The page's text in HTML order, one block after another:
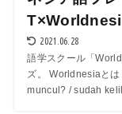
2021.06.28
語学スクール「
ズ。 Worldnesiaと
muncul? / sudah